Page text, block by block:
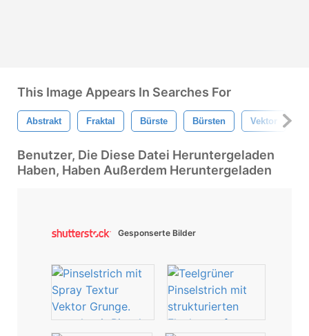
This Image Appears In Searches For
Abstrakt Fraktal Bürste Bürsten Vektor
Benutzer, Die Diese Datei Heruntergeladen
Haben, Haben Außerdem Heruntergeladen
Gesponserte Bilder